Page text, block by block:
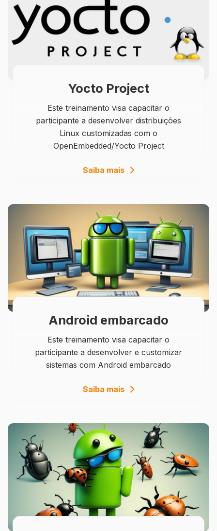
Yocto Project
Este treinamento visa capacitar o
participante a desenvolver distribuições
Linux customizadas com o
OpenEmbedded/Yocto Project
Saiba mais details
Android embarcado
Este treinamento visa capacitar o
participante a desenvolver e customizar
sistemas com Android embarcado
Saiba mais details